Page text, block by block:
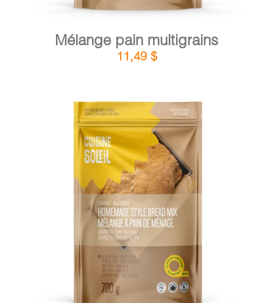
Mélange pain multigrains
11,49 $
AJOUTER AU PANIER / DÉTAILS